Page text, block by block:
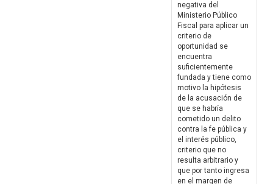
negativa del
Ministerio Público
Fiscal para aplicar un
criterio de
oportunidad se
encuentra
suficientemente
fundada y tiene como
motivo la hipótesis
de la acusación de
que se habría
cometido un delito
contra la fe pública y
el interés público,
criterio que no
resulta arbitrario y
que por tanto ingresa
en el margen de